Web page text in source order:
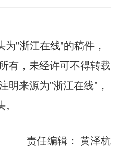
"浙江在线"的稿件，
有，未经许可不得转载
明来源为"浙江在线"，
责任编辑： 黄泽杭